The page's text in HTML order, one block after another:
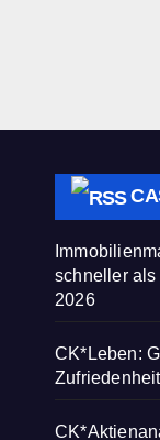
schneller
2026
CK*Leben: